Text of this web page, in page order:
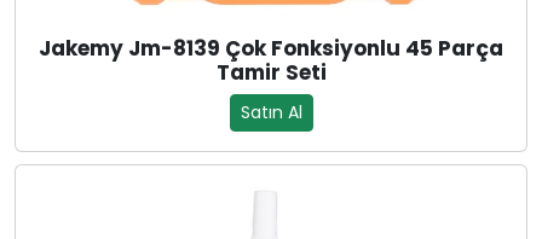
Jakemy Jm-8139 Çok Fonksiyonlu 45 Parça
Tamir Seti
Satın Al